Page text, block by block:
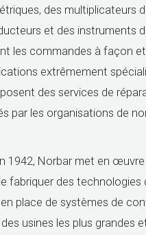
des multiplicateurs
et des instruments
les commandes à façon
extrêmement
des services de
par les organisations de
1942, Norbar met en
fabriquer des technologies
place de systèmes de
usines les plus grandes